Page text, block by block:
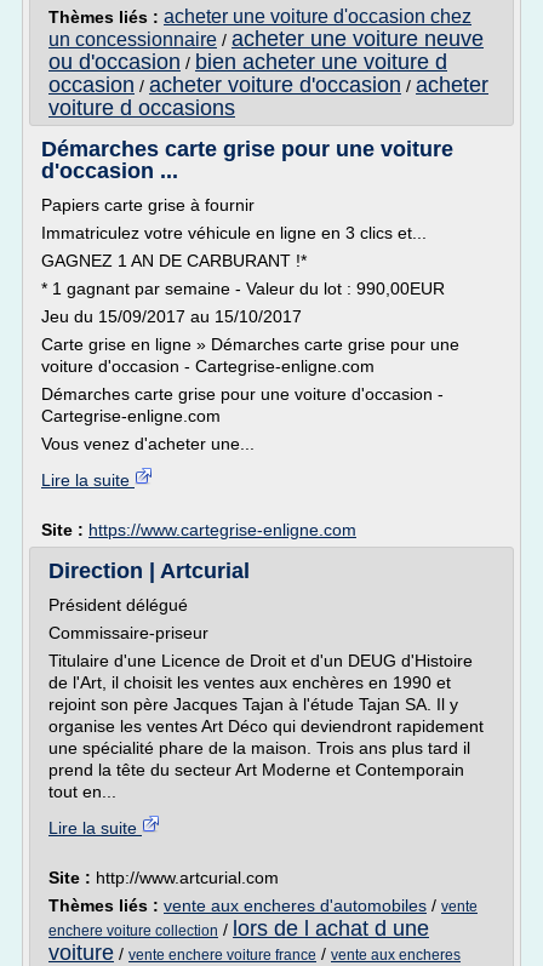
Thèmes liés : acheter une voiture d'occasion chez
un concessionnaire / acheter une voiture neuve
ou d'occasion / bien acheter une voiture d
occasion / acheter voiture d'occasion / acheter
voiture d occasions
Démarches carte grise pour une voiture
d'occasion ...
Papiers carte grise à fournir
Immatriculez votre véhicule en ligne en 3 clics et...
GAGNEZ 1 AN DE CARBURANT !*
* 1 gagnant par semaine - Valeur du lot : 990,00EUR
Jeu du 15/09/2017 au 15/10/2017
Carte grise en ligne » Démarches carte grise pour une
voiture d'occasion - Cartegrise-enligne.com
Démarches carte grise pour une voiture d'occasion -
Cartegrise-enligne.com
Vous venez d'acheter une...
Lire la suite
Site : https://www.cartegrise-enligne.com
Direction | Artcurial
Président délégué
Commissaire-priseur
Titulaire d'une Licence de Droit et d'un DEUG d'Histoire
de l'Art, il choisit les ventes aux enchères en 1990 et
rejoint son père Jacques Tajan à l'étude Tajan SA. Il y
organise les ventes Art Déco qui deviendront rapidement
une spécialité phare de la maison. Trois ans plus tard il
prend la tête du secteur Art Moderne et Contemporain
tout en...
Lire la suite
Site : http://www.artcurial.com
Thèmes liés : vente aux encheres d'automobiles / vente
enchere voiture collection / lors de l achat d une
voiture / vente enchere voiture france / vente aux encheres